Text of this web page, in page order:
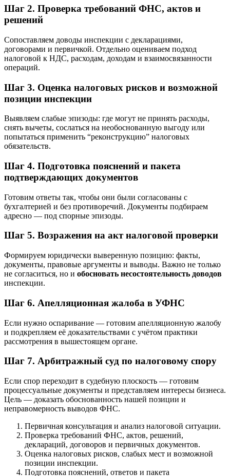
Шаг 2. Проверка требований ФНС, актов и
решений
Сопоставляем доводы инспекции с декларациями,
договорами и первичкой. Отдельно оцениваем подход
налоговой к НДС, расходам, доходам и взаимосвязанности
операций.
Шаг 3. Оценка налоговых рисков и возможной
позиции инспекции
Выявляем слабые эпизоды: где могут не принять расходы,
снять вычеты, сослаться на необоснованную выгоду или
попытаться применить “реконструкцию” налоговых
обязательств.
Шаг 4. Подготовка пояснений и пакета
подтверждающих документов
Готовим ответы так, чтобы они были согласованы с
бухгалтерией и без противоречий. Документы подбираем
адресно — под спорные эпизоды.
Шаг 5. Возражения на акт налоговой проверки
Формируем юридически выверенную позицию: факты,
документы, правовые аргументы и выводы. Важно не только
не согласиться, но и обосновать несостоятельность доводов
инспекции.
Шаг 6. Апелляционная жалоба в УФНС
Если нужно оспаривание — готовим апелляционную жалобу
и подкрепляем её доказательствами с учётом практики
рассмотрения в вышестоящем органе.
Шаг 7. Арбитражный суд по налоговому спору
Если спор переходит в судебную плоскость — готовим
процессуальные документы и представляем интересы бизнеса.
Цель — доказать обоснованность нашей позиции и
неправомерность выводов ФНС.
Первичная консультация и анализ налоговой ситуации.
Проверка требований ФНС, актов, решений,
деклараций, договоров и первичных документов.
Оценка налоговых рисков, слабых мест и возможной
позиции инспекции.
Подготовка пояснений, ответов и пакета